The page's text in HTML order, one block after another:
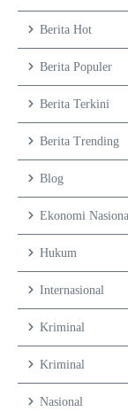
Berita Hot
Berita Populer
Berita Terkini
Berita Trending
Blog
Ekonomi
Hukum
Internasional
Kriminal
Kriminal
Nasional